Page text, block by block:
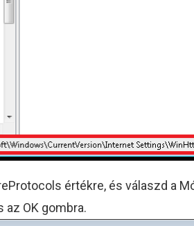
értékre, és válaszd a
OK gombra.